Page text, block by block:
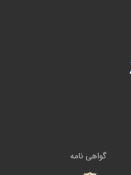
گواهی نامه